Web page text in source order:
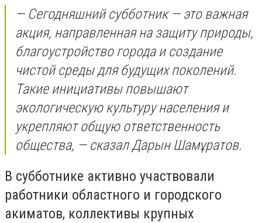
— Сегодняшний субботник — это важная
акция, направленная на защиту природы,
благоустройство города и создание
чистой среды для будущих поколений.
Такие инициативы повышают
экологическую культуру населения и
укрепляют общую ответственность
общества, — сказал Дарын Шамұратов.
В субботнике активно участвовали
работники областного и городского
акиматов, коллективы крупных